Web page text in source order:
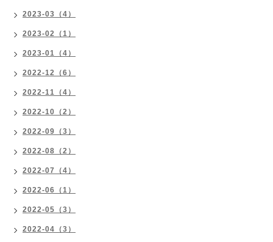
2023-03（4）
2023-02（1）
2023-01（4）
2022-12（6）
2022-11（4）
2022-10（2）
2022-09（3）
2022-08（2）
2022-07（4）
2022-06（1）
2022-05（3）
2022-04（3）